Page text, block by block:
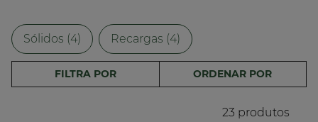
Sólidos (4) Recargas (4)
FILTRA POR ORDENAR POR
23 produtos